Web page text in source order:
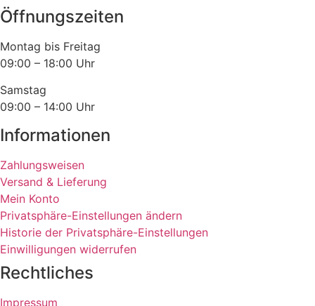
Öffnungszeiten
Montag bis Freitag
09:00 – 18:00 Uhr
Samstag
09:00 – 14:00 Uhr
Informationen
Zahlungsweisen
Versand & Lieferung
Mein Konto
Privatsphäre-Einstellungen ändern
Historie der Privatsphäre-Einstellungen
Einwilligungen widerrufen
Rechtliches
Impressum